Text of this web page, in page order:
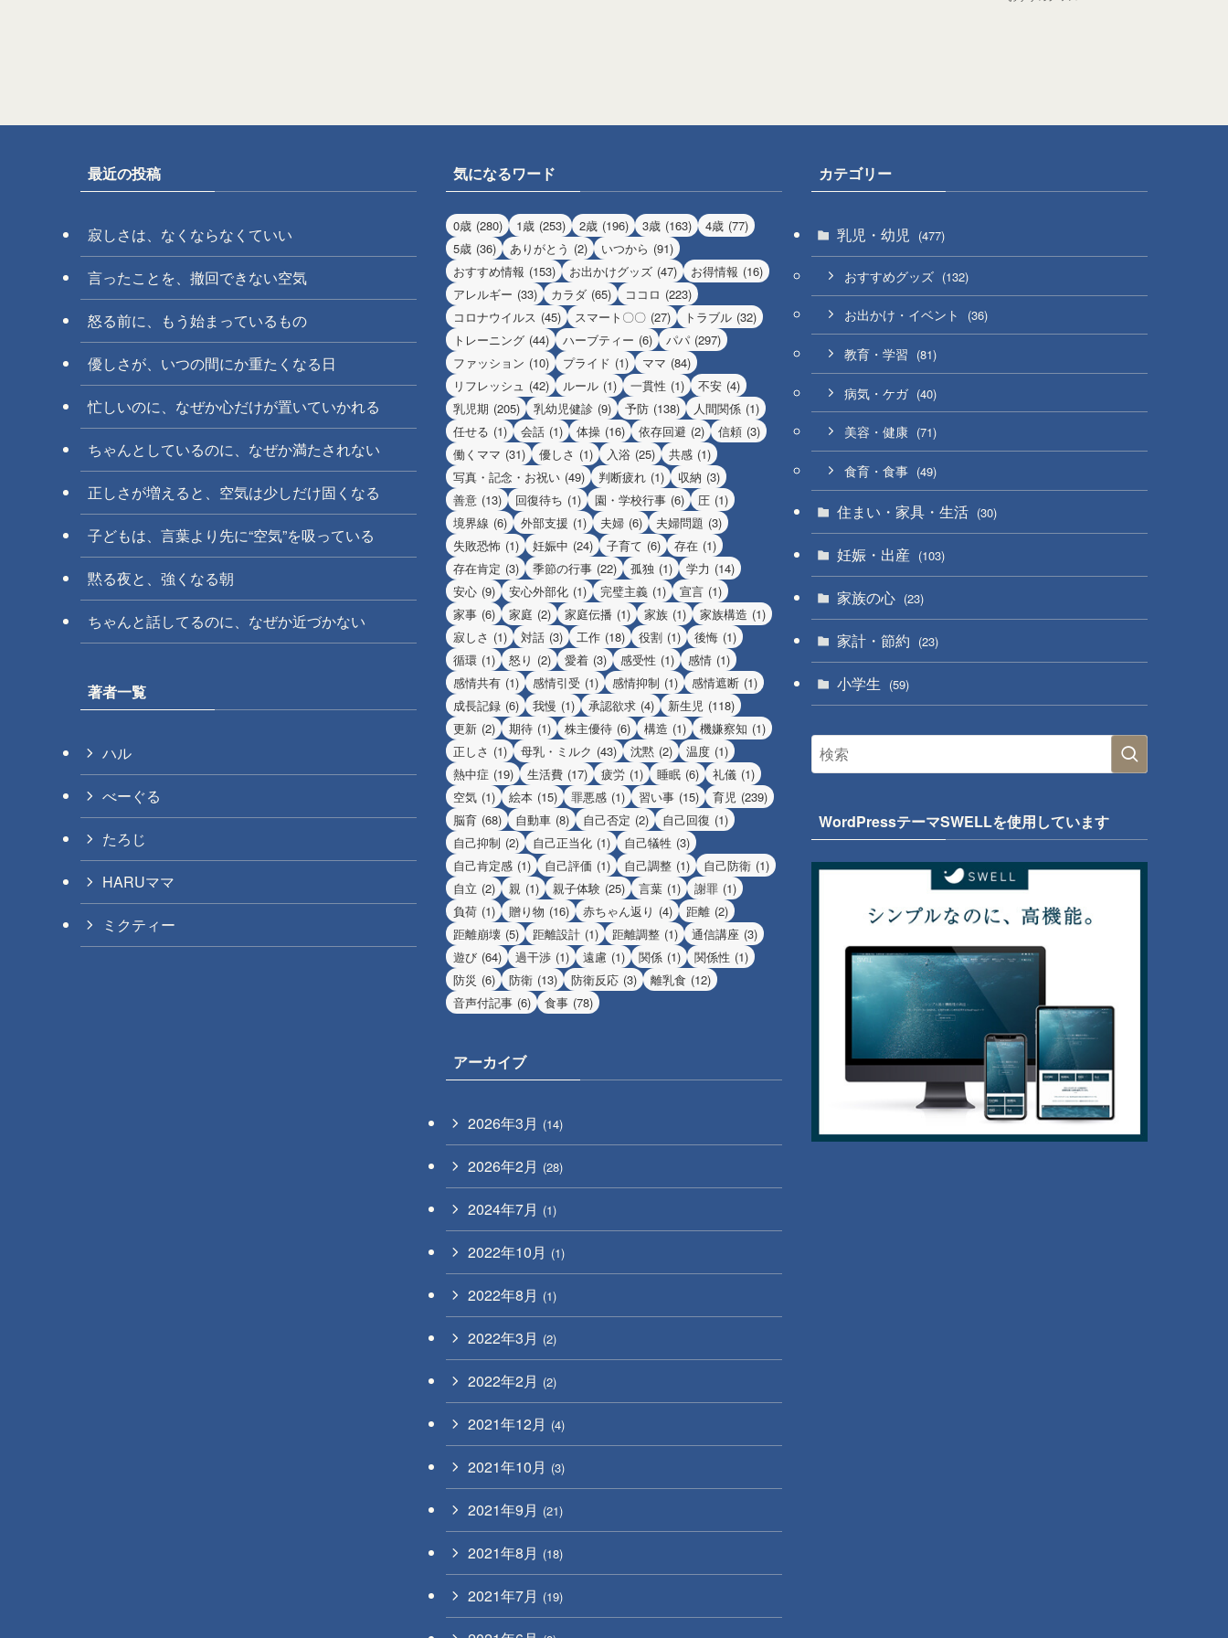
最近の投稿
寂しさは、なくならなくていい
言ったことを、撤回できない空気
怒る前に、もう始まっているもの
優しさが、いつの間にか重たくなる日
忙しいのに、なぜか心だけが置いていかれる
ちゃんとしているのに、なぜか満たされない
正しさが増えると、空気は少しだけ固くなる
子どもは、言葉より先に“空気”を吸っている
黙る夜と、強くなる朝
ちゃんと話してるのに、なぜか近づかない
著者一覧
ハル
べーぐる
たろじ
HARUママ
ミクティー
気になるワード
0歳 (280) 1歳 (253) 2歳 (196) 3歳 (163) 4歳 (77)
5歳 (36) ありがとう (2) いつから (91)
おすすめ情報 (153) お出かけグッズ (47) お得情報 (16)
アレルギー (33) カラダ (65) ココロ (223)
コロナウイルス (45) スマート〇〇 (27) トラブル (32)
トレーニング (44) ハーブティー (6) パパ (297)
ファッション (10) プライド (1) ママ (84)
リフレッシュ (42) ルール (1) 一貫性 (1) 不安 (4)
乳児期 (205) 乳幼児健診 (9) 予防 (138) 人間関係 (1)
任せる (1) 会話 (1) 体操 (16) 依存回避 (2) 信頼 (3)
働くママ (31) 優しさ (1) 入浴 (25) 共感 (1)
写真・記念・お祝い (49) 判断疲れ (1) 収納 (3)
善意 (13) 回復待ち (1) 園・学校行事 (6) 圧 (1)
境界線 (6) 外部支援 (1) 夫婦 (6) 夫婦問題 (3)
失敗恐怖 (1) 妊娠中 (24) 子育て (6) 存在 (1)
存在肯定 (3) 季節の行事 (22) 孤独 (1) 学力 (14)
安心 (9) 安心外部化 (1) 完璧主義 (1) 宣言 (1)
家事 (6) 家庭 (2) 家庭伝播 (1) 家族 (1) 家族構造 (1)
寂しさ (1) 対話 (3) 工作 (18) 役割 (1) 後悔 (1)
循環 (1) 怒り (2) 愛着 (3) 感受性 (1) 感情 (1)
感情共有 (1) 感情引受 (1) 感情抑制 (1) 感情遮断 (1)
成長記録 (6) 我慢 (1) 承認欲求 (4) 新生児 (118)
更新 (2) 期待 (1) 株主優待 (6) 構造 (1) 機嫌察知 (1)
正しさ (1) 母乳・ミルク (43) 沈黙 (2) 温度 (1)
熱中症 (19) 生活費 (17) 疲労 (1) 睡眠 (6) 礼儀 (1)
空気 (1) 絵本 (15) 罪悪感 (1) 習い事 (15) 育児 (239)
脳育 (68) 自動車 (8) 自己否定 (2) 自己回復 (1)
自己抑制 (2) 自己正当化 (1) 自己犠牲 (3)
自己肯定感 (1) 自己評価 (1) 自己調整 (1) 自己防衛 (1)
自立 (2) 親 (1) 親子体験 (25) 言葉 (1) 謝罪 (1)
負荷 (1) 贈り物 (16) 赤ちゃん返り (4) 距離 (2)
距離崩壊 (5) 距離設計 (1) 距離調整 (1) 通信講座 (3)
遊び (64) 過干渉 (1) 遠慮 (1) 関係 (1) 関係性 (1)
防災 (6) 防衛 (13) 防衛反応 (3) 離乳食 (12)
音声付記事 (6) 食事 (78)
アーカイブ
2026年3月 (14)
2026年2月 (28)
2024年7月 (1)
2022年10月 (1)
2022年8月 (1)
2022年3月 (2)
2022年2月 (2)
2021年12月 (4)
2021年10月 (3)
2021年9月 (21)
2021年8月 (18)
2021年7月 (19)
カテゴリー
乳児・幼児 (477)
おすすめグッズ (132)
お出かけ・イベント (36)
教育・学習 (81)
病気・ケガ (40)
美容・健康 (71)
食育・食事 (49)
住まい・家具・生活 (30)
妊娠・出産 (103)
家族の心 (23)
家計・節約 (23)
小学生 (59)
WordPressテーマSWELLを使用しています